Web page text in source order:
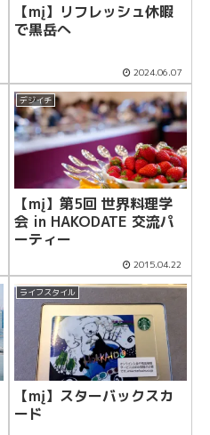
【mį】リフレッシュ休暇
で黒岳へ
2024.06.07
デジイチ
【mį】第5回 世界料理学
会 in HAKODATE 交流パ
ーティー
2015.04.22
ライフスタイル
【mį】スターバックスカ
ード